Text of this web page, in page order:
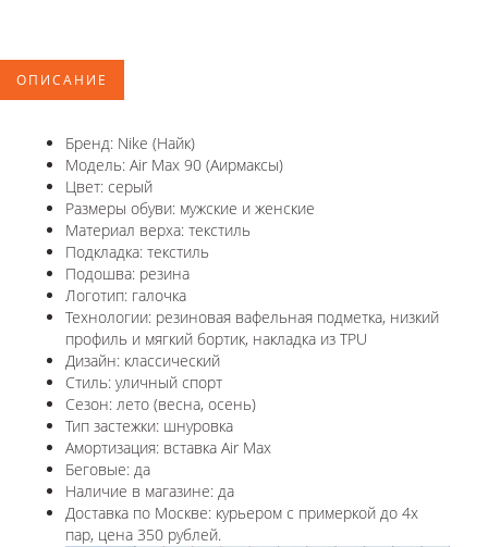
ОПИСАНИЕ
Бренд: Nike (Найк)
Модель: Air Max 90 (Аирмаксы)
Цвет: серый
Размеры обуви: мужские и женские
Материал верха: текстиль
Подкладка: текстиль
Подошва: резина
Логотип: галочка
Технологии: резиновая вафельная подметка, низкий
профиль и мягкий бортик, накладка из TPU
Дизайн: классический
Стиль: уличный спорт
Сезон: лето (весна, осень)
Тип застежки: шнуровка
Амортизация: вставка Air Max
Беговые: да
Наличие в магазине: да
Доставка по Москве: курьером с примеркой до 4х
пар, цена 350 рублей.